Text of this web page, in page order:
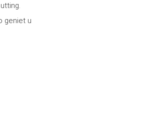
geniet u